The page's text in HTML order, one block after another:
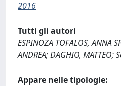
2016
Tutti gli autori
ESPINOZA TOFALOS, ANNA
ANDREA; DAGHIO, MATTEO;
Appare nelle tipologie: